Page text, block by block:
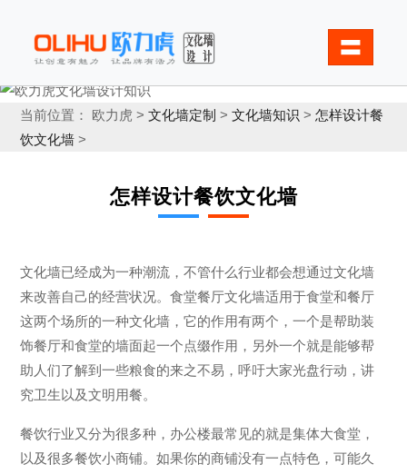
〓
当前位置： 欧力虎 >文化墙定制 >文化墙知识 >怎样设计餐
饮文化墙 >
怎样设计餐饮文化墙
文化墙已经成为一种潮流，不管什么行业都会想通过文化墙
来改善自己的经营状况。食堂餐厅文化墙适用于食堂和餐厅
这两个场所的一种文化墙，它的作用有两个，一个是帮助装
饰餐厅和食堂的墙面起一个点缀作用，另外一个就是能够帮
助人们了解到一些粮食的来之不易，呼吁大家光盘行动，讲
究卫生以及文明用餐。
餐饮行业又分为很多种，办公楼最常见的就是集体大食堂，
以及很多餐饮小商铺。如果你的商铺没有一点特色，可能久